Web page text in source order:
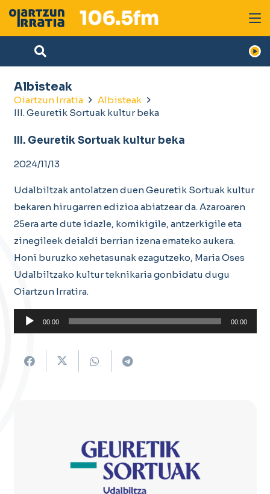
Albisteak
Oiartzun Irratia
Albisteak
III. Geuretik Sortuak kultur beka
III. Geuretik Sortuak kultur beka
2024/11/13
Udalbiltzak antolatzen duen Geuretik Sortuak kultur
bekaren hirugarren edizioa abiatzear da. Azaroaren
25era arte dute idazle, komikigile, antzerkigile eta
zinegileek deialdi berrian izena emateko aukera.
Honi buruzko xehetasunak ezagutzeko, Maria Oses
Udalbiltzako kultur teknikaria gonbidatu dugu
Oiartzun Irratira.
Soinu
erreproduzigailua
00:00 00:00